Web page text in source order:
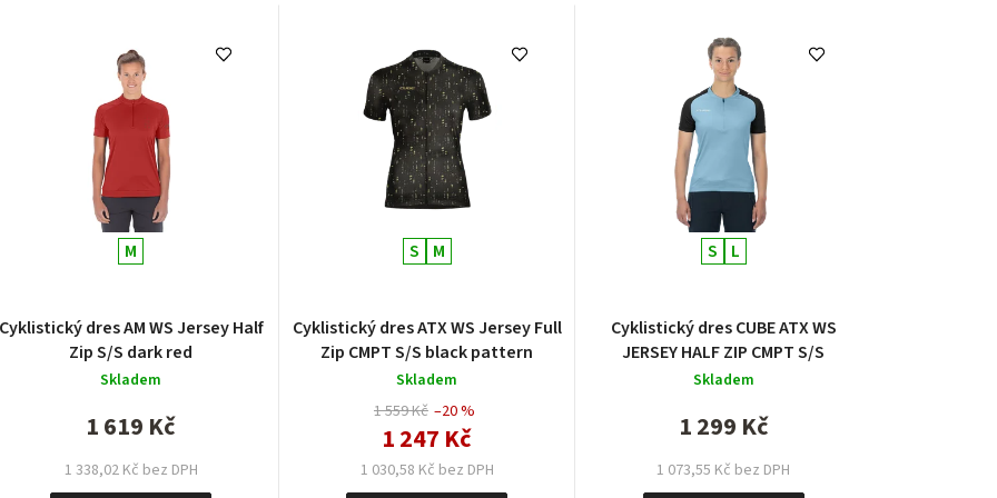
d
o
M
Cyklistický dres AM WS Jersey Half
Zip S/S dark red
Skladem
1 338,02 Kč bez DPH
1 619 Kč
S M
Cyklistický dres ATX WS Jersey Full
Zip CMPT S/S black pattern
Skladem
1 559 Kč
1 030,58 Kč bez DPH
1 247 Kč
–20 %
S L
Cyklistický dres CUBE ATX WS
JERSEY HALF ZIP CMPT S/S
Skladem
1 073,55 Kč bez DPH
1 299 Kč